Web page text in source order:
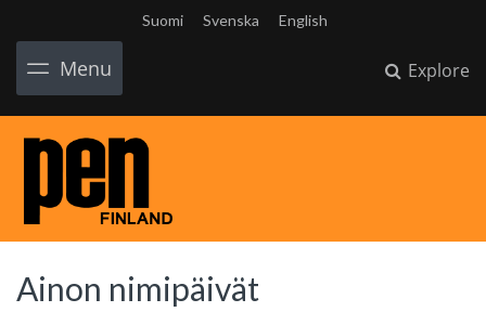
Suomi Svenska English
Menu Explore
Ainon nimipäivät